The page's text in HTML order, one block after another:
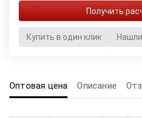
Купить в один клик
Оптовая цена Описание